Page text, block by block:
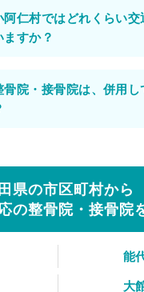
阿仁村ではどれくらい交
すか？
骨院・接骨院は、併用し
県の市区町村から
の整骨院・接骨院
能
大